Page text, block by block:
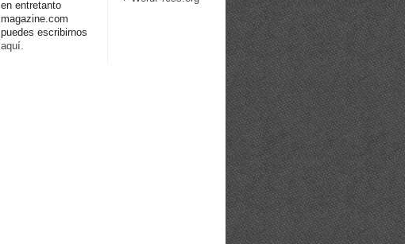
en entretanto
magazine.com
puedes escribirnos
aquí.